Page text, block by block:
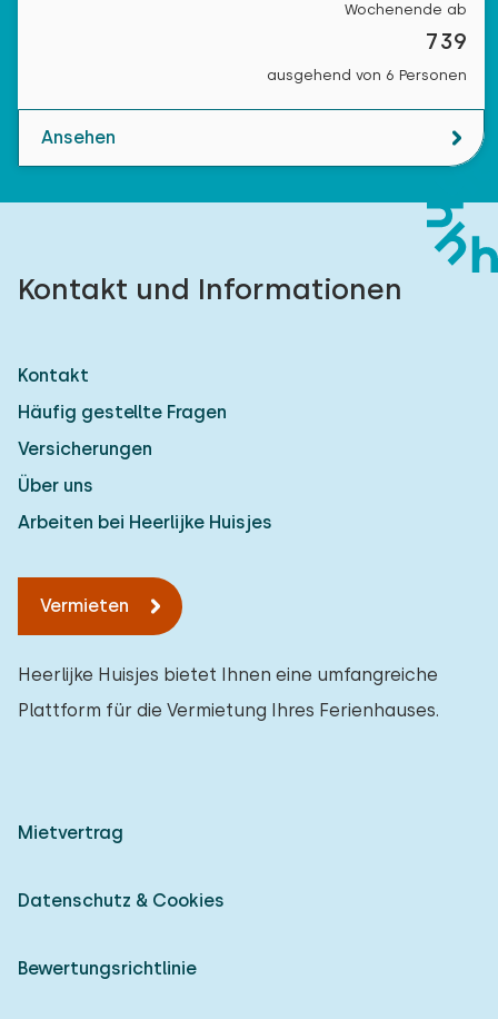
Wochenende ab
739
ausgehend von 6 Personen
Ansehen
Kontakt und Informationen
Kontakt
Häufig gestellte Fragen
Versicherungen
Über uns
Arbeiten bei Heerlijke Huisjes
Vermieten
Heerlijke Huisjes bietet Ihnen eine umfangreiche
Plattform für die Vermietung Ihres Ferienhauses.
Mietvertrag
Datenschutz & Cookies
Bewertungsrichtlinie